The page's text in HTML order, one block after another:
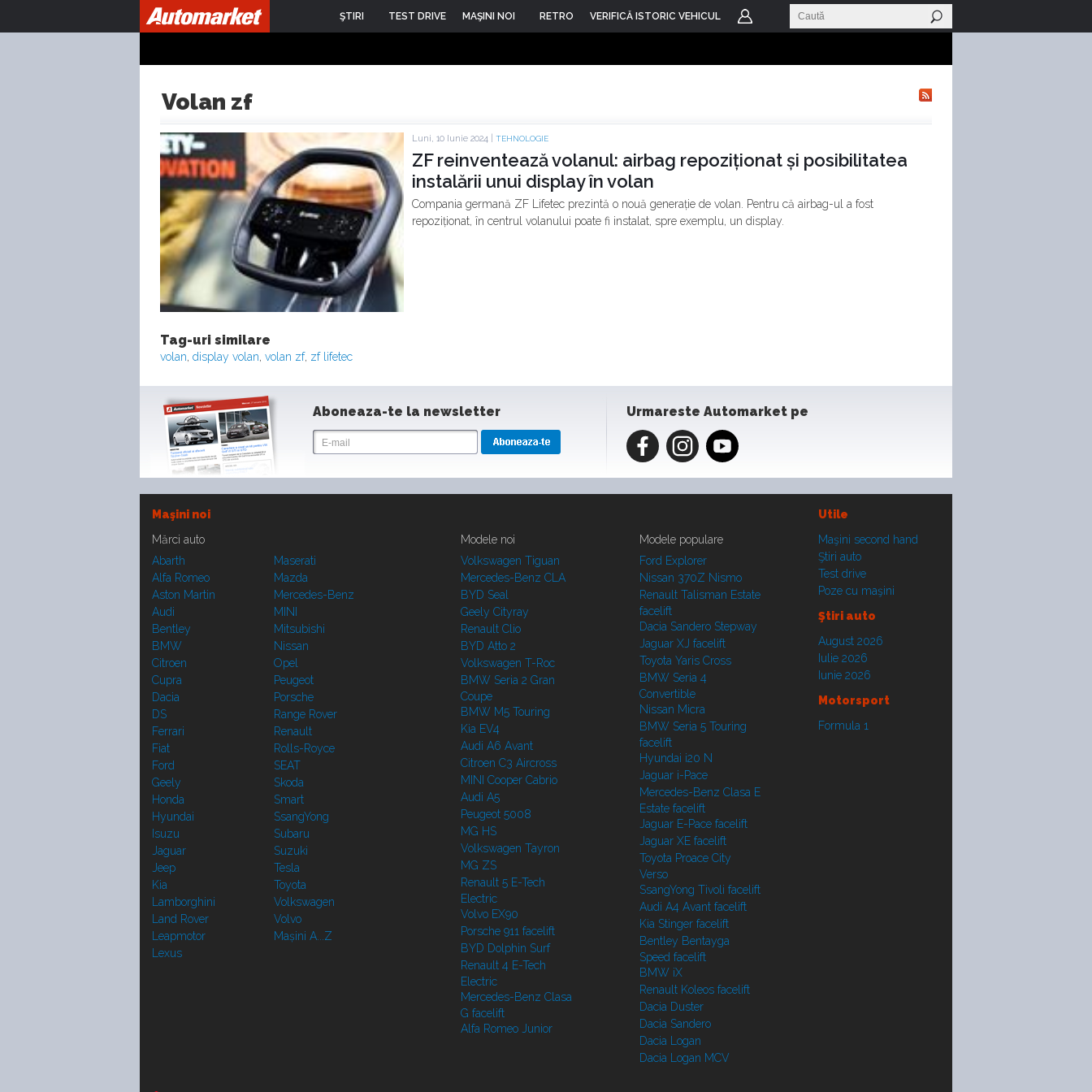
ŞTIRI TEST DRIVE MAŞINI NOI RETRO VERIFICĂ ISTORIC VEHICUL
Volan zf
Luni, 10 Iunie 2024 | TEHNOLOGIE
ZF reinventează volanul: airbag repoziționat și posibilitatea
instalării unui display în volan
Compania germană ZF Lifetec prezintă o nouă generație de volan. Pentru că airbag-ul a fost
repoziționat, în centrul volanului poate fi instalat, spre exemplu, un display.
Tag-uri similare
volan, display volan, volan zf, zf lifetec
Aboneaza-te la newsletter Urmareste Automarket pe
Maşini noi
Utile
Mărci auto
Abarth
Alfa Romeo
Aston Martin
Audi
Bentley
BMW
Citroen
Cupra
Dacia
DS
Ferrari
Fiat
Ford
Geely
Honda
Hyundai
Isuzu
Jaguar
Jeep
Kia
Lamborghini
Land Rover
Leapmotor
Lexus
Maserati
Mazda
Mercedes-Benz
MINI
Mitsubishi
Nissan
Opel
Peugeot
Porsche
Range Rover
Renault
Rolls-Royce
SEAT
Skoda
Smart
SsangYong
Subaru
Suzuki
Tesla
Toyota
Volkswagen
Volvo
Mașini A...Z
Modele noi
Volkswagen Tiguan
Mercedes-Benz CLA
BYD Seal
Geely Cityray
Renault Clio
BYD Atto 2
Volkswagen T-Roc
BMW Seria 2 Gran
Coupe
BMW M5 Touring
Kia EV4
Audi A6 Avant
Citroen C3 Aircross
MINI Cooper Cabrio
Audi A5
Peugeot 5008
MG HS
Volkswagen Tayron
MG ZS
Renault 5 E-Tech
Electric
Volvo EX90
Porsche 911 facelift
BYD Dolphin Surf
Renault 4 E-Tech
Electric
Mercedes-Benz Clasa
G facelift
Alfa Romeo Junior
Modele populare
Ford Explorer
Nissan 370Z Nismo
Renault Talisman Estate
facelift
Dacia Sandero Stepway
Jaguar XJ facelift
Toyota Yaris Cross
BMW Seria 4
Convertible
Nissan Micra
BMW Seria 5 Touring
facelift
Hyundai i20 N
Jaguar i-Pace
Mercedes-Benz Clasa E
Estate facelift
Jaguar E-Pace facelift
Jaguar XE facelift
Toyota Proace City
Verso
SsangYong Tivoli facelift
Audi A4 Avant facelift
Kia Stinger facelift
Bentley Bentayga
Speed facelift
BMW iX
Renault Koleos facelift
Dacia Duster
Dacia Sandero
Dacia Logan
Dacia Logan MCV
Maşini second hand
Ştiri auto
Test drive
Poze cu maşini
Ştiri auto
August 2026
Iulie 2026
Iunie 2026
Motorsport
Formula 1